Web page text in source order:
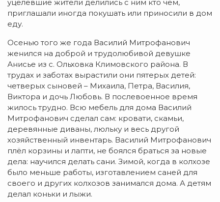
уцелевшие жители делились с ним кто чем,
приглашали иногда покушать или приносили в дом
еду.
Осенью того же года Василий Митрофанович
женился на доброй и трудолюбивой девушке
Анисье из с. Ольховка Климовского района. В
трудах и заботах вырастили они пятерых детей:
четверых сыновей – Михаила, Петра, Василия,
Виктора и дочь Любовь. В послевоенное время
жилось трудно. Всю мебель для дома Василий
Митрофанович сделал сам: кровати, скамьи,
деревянные диваны, люльку и весь другой
хозяйственный инвентарь. Василий Митрофанович
плёл корзины и лапти, не боялся браться за новые
дела: научился делать сани. Зимой, когда в колхозе
было меньше работы, изготавлением саней для
своего и других колхозов занимался дома. А детям
делал коньки и лыжи.